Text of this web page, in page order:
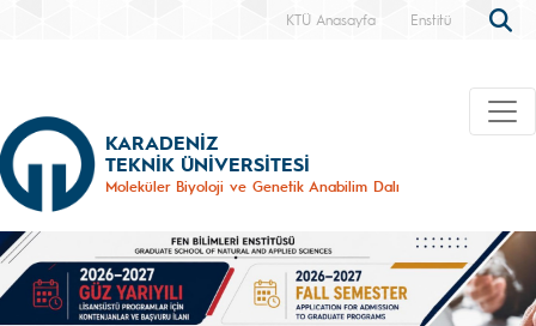
KTÜ Anasayfa Enstitü
KARADENİZ
TEKNİK ÜNİVERSİTESİ
Moleküler Biyoloji ve Genetik Anabilim Dalı